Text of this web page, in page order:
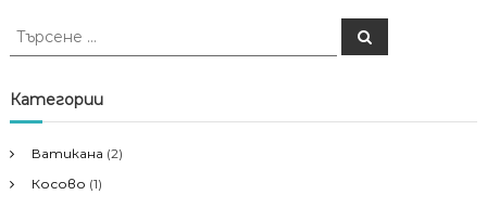
а
и
г
Т
с
е
е
з
Т
е
Категории
Ватикана (2)
Косово (1)